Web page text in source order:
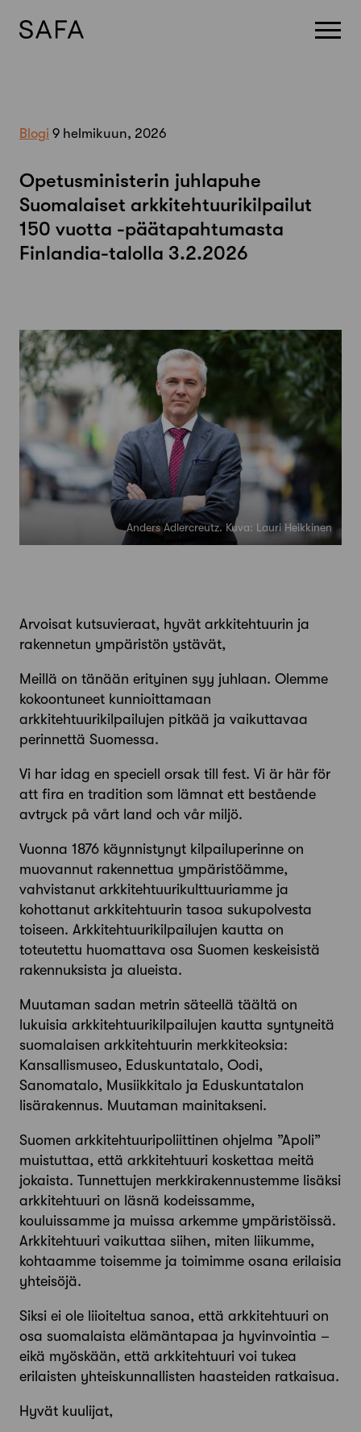
Blogi 9 helmikuun, 2026
Opetusministerin juhlapuhe
Suomalaiset arkkitehtuurikilpailut
150 vuotta -päätapahtumasta
Finlandia-talolla 3.2.2026
Anders Adlercreutz. Kuva: Lauri Heikkinen
Arvoisat kutsuvieraat, hyvät arkkitehtuurin ja
rakennetun ympäristön ystävät,
Meillä on tänään erityinen syy juhlaan. Olemme
kokoontuneet kunnioittamaan
arkkitehtuurikilpailujen pitkää ja vaikuttavaa
perinnettä Suomessa.
Vi har idag en speciell orsak till fest. Vi är här för
att fira en tradition som lämnat ett bestående
avtryck på vårt land och vår miljö.
Vuonna 1876 käynnistynyt kilpailuperinne on
muovannut rakennettua ympäristöämme,
vahvistanut arkkitehtuurikulttuuriamme ja
kohottanut arkkitehtuurin tasoa sukupolvesta
toiseen. Arkkitehtuurikilpailujen kautta on
toteutettu huomattava osa Suomen keskeisistä
rakennuksista ja alueista.
Muutaman sadan metrin säteellä täältä on
lukuisia arkkitehtuurikilpailujen kautta syntyneitä
suomalaisen arkkitehtuurin merkkiteoksia:
Kansallismuseo, Eduskuntatalo, Oodi,
Sanomatalo, Musiikkitalo ja Eduskuntatalon
lisärakennus. Muutaman mainitakseni.
Suomen arkkitehtuuripoliittinen ohjelma ”Apoli”
muistuttaa, että arkkitehtuuri koskettaa meitä
jokaista. Tunnettujen merkkirakennustemme lisäksi
arkkitehtuuri on läsnä kodeissamme,
kouluissamme ja muissa arkemme ympäristöissä.
Arkkitehtuuri vaikuttaa siihen, miten liikumme,
kohtaamme toisemme ja toimimme osana erilaisia
yhteisöjä.
Siksi ei ole liioiteltua sanoa, että arkkitehtuuri on
osa suomalaista elämäntapaa ja hyvinvointia –
eikä myöskään, että arkkitehtuuri voi tukea
erilaisten yhteiskunnallisten haasteiden ratkaisua.
Hyvät kuulijat,